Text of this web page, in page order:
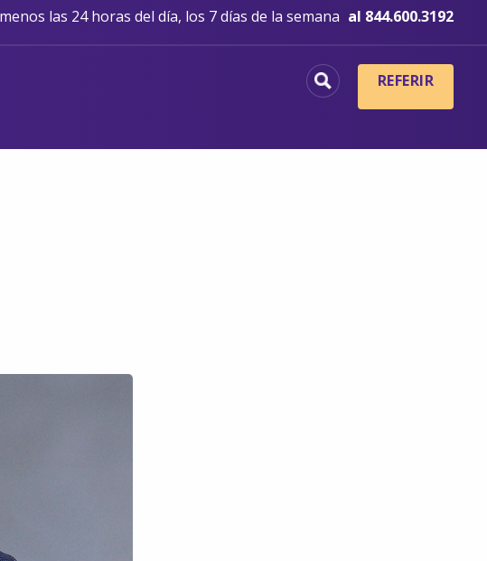
las 24 horas del día, los 7 días de la semana al 844.600.3192
REFERIR